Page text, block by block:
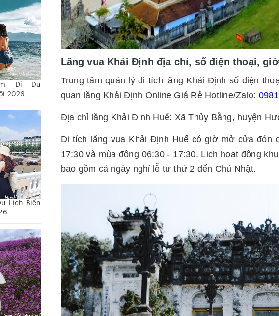
Lăng vua Khải Định địa chỉ, số điện thoại,
Trung tâm quản lý di tích lăng Khải Định số điện
quan lăng Khải Định Online Giá Rẻ Hotline/Zalo:
Địa chỉ lăng Khải Định Huế: Xã Thủy Bằng, huyện
Di tích lăng vua Khải Định Huế có giờ mở cửa đón
17:30 và mùa đông 06:30 - 17:30. Lịch hoạt động
bao gồm cả ngày nghỉ lễ từ thứ 2 đến Chủ Nhật.
Đi Du
2026
Lịch Biển